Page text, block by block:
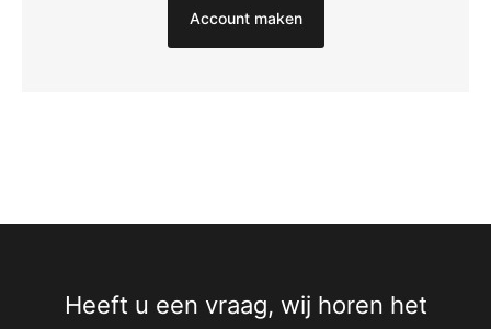
Account maken
Heeft u een vraag, wij horen het